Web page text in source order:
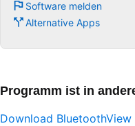
Software melden
Alternative Apps
Programm ist in
Download BluetoothView